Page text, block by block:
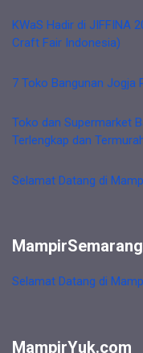
KWaS Hadir di JIFFINA
Craft Fair Indonesia)
7 Toko Bangunan Jogja
Toko dan Supermarket
Terlengkap dan
Selamat Datang di
Selamat Datang di
MampirYuk.com